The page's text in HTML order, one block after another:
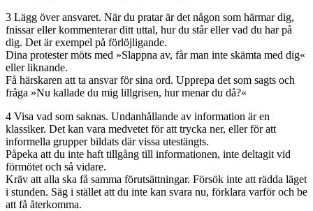
3 Lägg över ansvaret. När du pratar är det någon som härmar dig,
fnissar eller kommenterar ditt uttal, hur du står eller vad du har på
dig. Det är exempel på ­förlöjligande.
Dina protester möts med »Slappna av, får man inte skämta med dig«
eller liknande.
Få härskaren att ta ansvar för sina ord. Upprepa det som sagts och
fråga »Nu kallade du mig lillgrisen, hur menar du då?«
4 Visa vad som saknas. Undanhållande av information är en
klassiker. Det kan vara medvetet för att trycka ner, eller för att
informella grupper bildats där vissa utestängts.
Påpeka att du inte haft tillgång till informationen, inte deltagit vid
för­mötet och så vidare.
Kräv att alla ska få samma förutsättningar. Försök inte att rädda läget
i stunden. Säg i stället att du inte kan svara nu, förklara varför och be
att få återkomma.